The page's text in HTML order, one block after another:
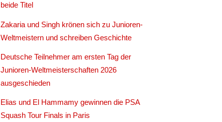
beide Titel
Zakaria und Singh krönen sich zu Junioren-
Weltmeistern und schreiben Geschichte
Deutsche Teilnehmer am ersten Tag der
Junioren-Weltmeisterschaften 2026
ausgeschieden
Elias und El Hammamy gewinnen die PSA
Squash Tour Finals in Paris